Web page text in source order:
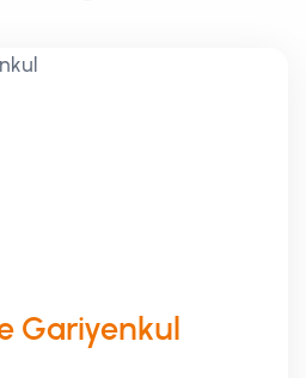
Gariyenkul